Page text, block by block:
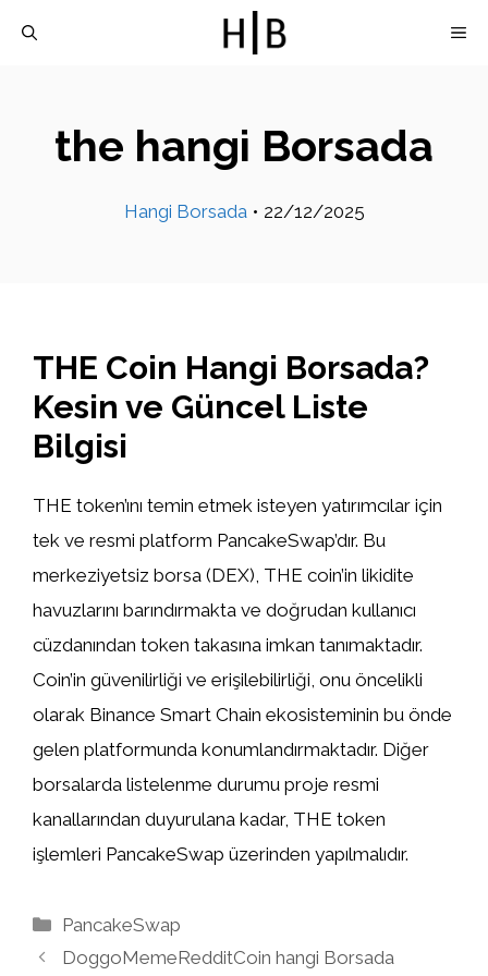
the hangi Borsada
Hangi Borsada • 22/12/2025
THE Coin Hangi Borsada?
Kesin ve Güncel Liste
Bilgisi
THE token’ını temin etmek isteyen yatırımcılar için
tek ve resmi platform PancakeSwap’dır. Bu
merkeziyetsiz borsa (DEX), THE coin’in likidite
havuzlarını barındırmakta ve doğrudan kullanıcı
cüzdanından token takasına imkan tanımaktadır.
Coin’in güvenilirliği ve erişilebilirliği, onu öncelikli
olarak Binance Smart Chain ekosisteminin bu önde
gelen platformunda konumlandırmaktadır. Diğer
borsalarda listelenme durumu proje resmi
kanallarından duyurulana kadar, THE token
işlemleri PancakeSwap üzerinden yapılmalıdır.
Kategoriler
PancakeSwap
DoggoMemeRedditCoin hangi Borsada